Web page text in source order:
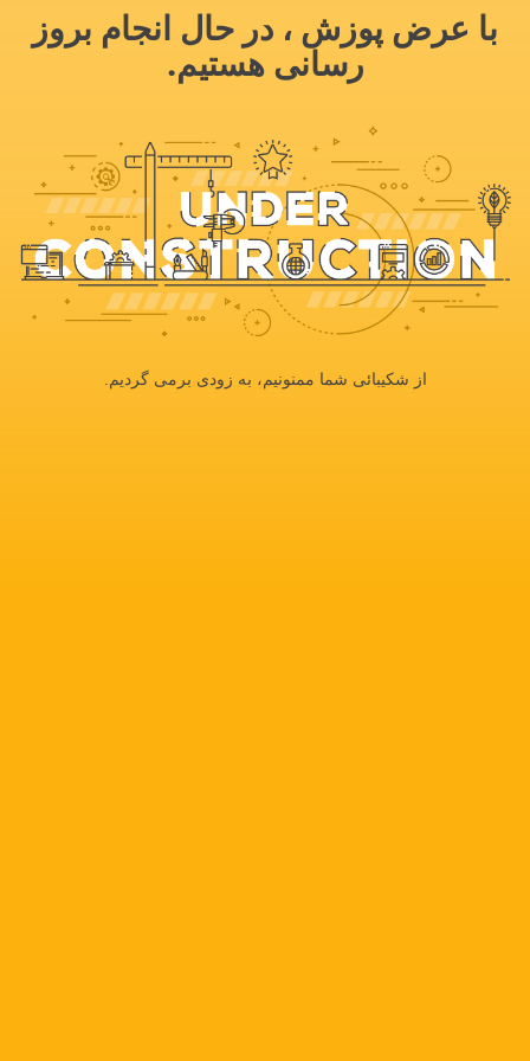
با عرض پوزش ، در حال انجام بروز
رسانی هستیم.
از شکیبائی شما ممنونیم، به زودی برمی گردیم.